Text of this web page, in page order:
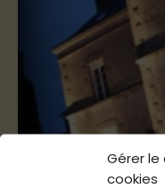
Gérer
cookies